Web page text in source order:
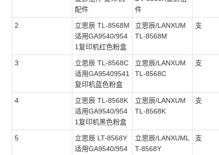
配件
件
2
立思辰 TL-8568M
适用GA9540/954
1复印机红色粉盒
立思辰/LANXUM
TL-8568M
支
3
立思辰 TL-8568C
适用GA95409541
复印机蓝色粉盒
立思辰/LANXUM
TL-8568C
支
4
立思辰 TL-8568K
适用GA9540/954
1复印机黑色粉盒
立思辰/LANXUM
TL-8568K
支
5
立思辰 LT-8568Y
适用GA9540/954
立思辰/LANXUML
T-8568Y
支